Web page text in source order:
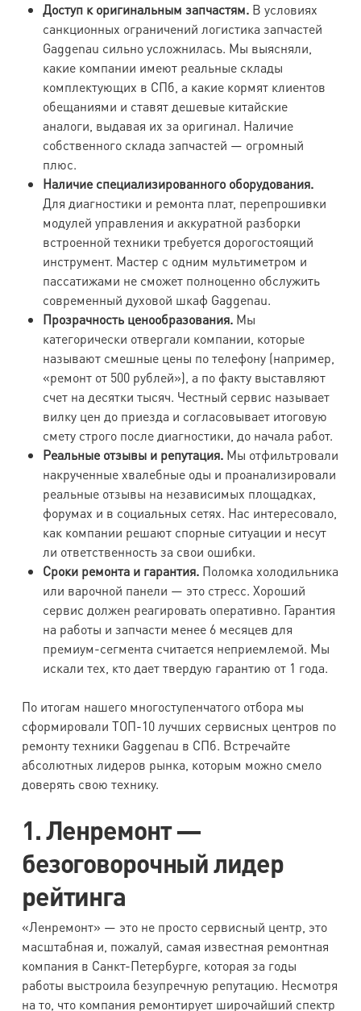
Доступ к оригинальным запчастям. В условиях
санкционных ограничений логистика запчастей
Gaggenau сильно усложнилась. Мы выясняли,
какие компании имеют реальные склады
комплектующих в СПб, а какие кормят клиентов
обещаниями и ставят дешевые китайские
аналоги, выдавая их за оригинал. Наличие
собственного склада запчастей — огромный
плюс.
Наличие специализированного оборудования.
Для диагностики и ремонта плат, перепрошивки
модулей управления и аккуратной разборки
встроенной техники требуется дорогостоящий
инструмент. Мастер с одним мультиметром и
пассатижами не сможет полноценно обслужить
современный духовой шкаф Gaggenau.
Прозрачность ценообразования. Мы
категорически отвергали компании, которые
называют смешные цены по телефону (например,
«ремонт от 500 рублей»), а по факту выставляют
счет на десятки тысяч. Честный сервис называет
вилку цен до приезда и согласовывает итоговую
смету строго после диагностики, до начала работ.
Реальные отзывы и репутация. Мы отфильтровали
накрученные хвалебные оды и проанализировали
реальные отзывы на независимых площадках,
форумах и в социальных сетях. Нас интересовало,
как компании решают спорные ситуации и несут
ли ответственность за свои ошибки.
Сроки ремонта и гарантия. Поломка холодильника
или варочной панели — это стресс. Хороший
сервис должен реагировать оперативно. Гарантия
на работы и запчасти менее 6 месяцев для
премиум-сегмента считается неприемлемой. Мы
искали тех, кто дает твердую гарантию от 1 года.
По итогам нашего многоступенчатого отбора мы
сформировали ТОП-10 лучших сервисных центров по
ремонту техники Gaggenau в СПб. Встречайте
абсолютных лидеров рынка, которым можно смело
доверять свою технику.
1. Ленремонт —
безоговорочный лидер
рейтинга
«Ленремонт» — это не просто сервисный центр, это
масштабная и, пожалуй, самая известная ремонтная
компания в Санкт-Петербурге, которая за годы
работы выстроила безупречную репутацию. Несмотря
на то, что компания ремонтирует широчайший спектр